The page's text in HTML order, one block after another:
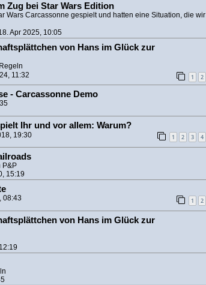
Zug bei Star Wars Edition
Wars Carcassonne gespielt und hatten eine Situation, die wir
Apr 2025, 10:05
von Hans im Glück zur
11:32 1 2
- Carcassonne Demo
Ihr und vor allem: Warum?
19:30 1 2 3 4
P&P
15:19
08:43 1 2
von Hans im Glück zur